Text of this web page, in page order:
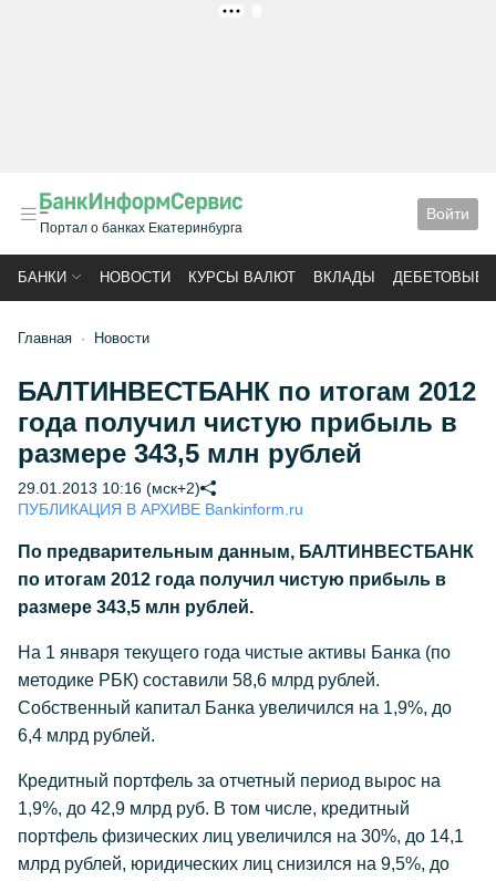
Портал о банках Екатеринбурга
Войти
БАНКИ НОВОСТИ КУРСЫ ВАЛЮТ ВКЛАДЫ ДЕБЕТОВЫЕ
Главная Новости
БАЛТИНВЕСТБАНК по итогам 2012
года получил чистую прибыль в
размере 343,5 млн рублей
29.01.2013 10:16 (мск+2)
ПУБЛИКАЦИЯ В АРХИВЕ Bankinform.ru
По предварительным данным, БАЛТИНВЕСТБАНК
по итогам 2012 года получил чистую прибыль в
размере 343,5 млн рублей.
На 1 января текущего года чистые активы Банка (по
методике РБК) составили 58,6 млрд рублей.
Собственный капитал Банка увеличился на 1,9%, до
6,4 млрд рублей.
Кредитный портфель за отчетный период вырос на
1,9%, до 42,9 млрд руб. В том числе, кредитный
портфель физических лиц увеличился на 30%, до 14,1
млрд рублей, юридических лиц снизился на 9,5%, до